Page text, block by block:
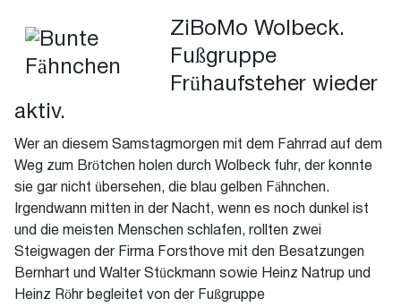
ZiBoMo Wolbeck.
Fußgruppe
Frühaufsteher wieder
aktiv.
Wer an diesem Samstagmorgen mit dem Fahrrad auf dem
Weg zum Brötchen holen durch Wolbeck fuhr, der konnte
sie gar nicht übersehen, die blau gelben Fähnchen.
Irgendwann mitten in der Nacht, wenn es noch dunkel ist
und die meisten Menschen schlafen, rollten zwei
Steigwagen der Firma Forsthove mit den Besatzungen
Bernhart und Walter Stückmann sowie Heinz Natrup und
Heinz Röhr begleitet von der Fußgruppe